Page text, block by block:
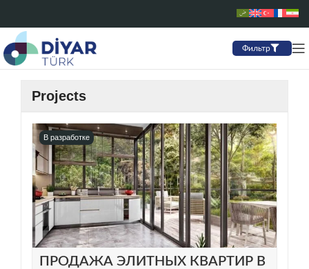
Фильтр
Projects
В разработке
ПРОДАЖА ЭЛИТНЫХ КВАРТИР В